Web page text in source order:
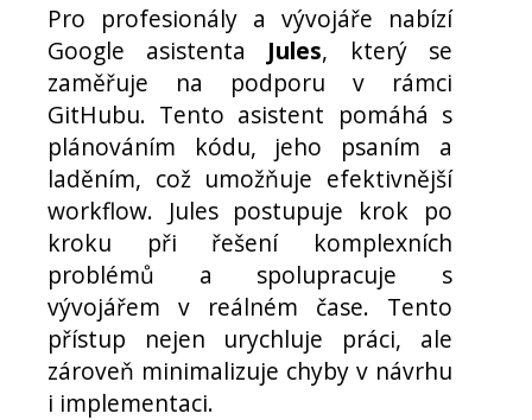
Pro profesionály a vývojáře nabízí
Google asistenta Jules, který se
zaměřuje na podporu v rámci
GitHubu. Tento asistent pomáhá s
plánováním kódu, jeho psaním a
laděním, což umožňuje efektivnější
workflow. Jules postupuje krok po
kroku při řešení komplexních
problémů a spolupracuje s
vývojářem v reálném čase. Tento
přístup nejen urychluje práci, ale
zároveň minimalizuje chyby v návrhu
i implementaci.